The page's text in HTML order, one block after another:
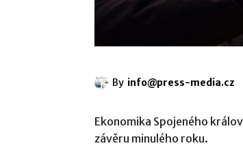
By info@press-media.cz
Ekonomika Spojeného
závěru minulého roku.